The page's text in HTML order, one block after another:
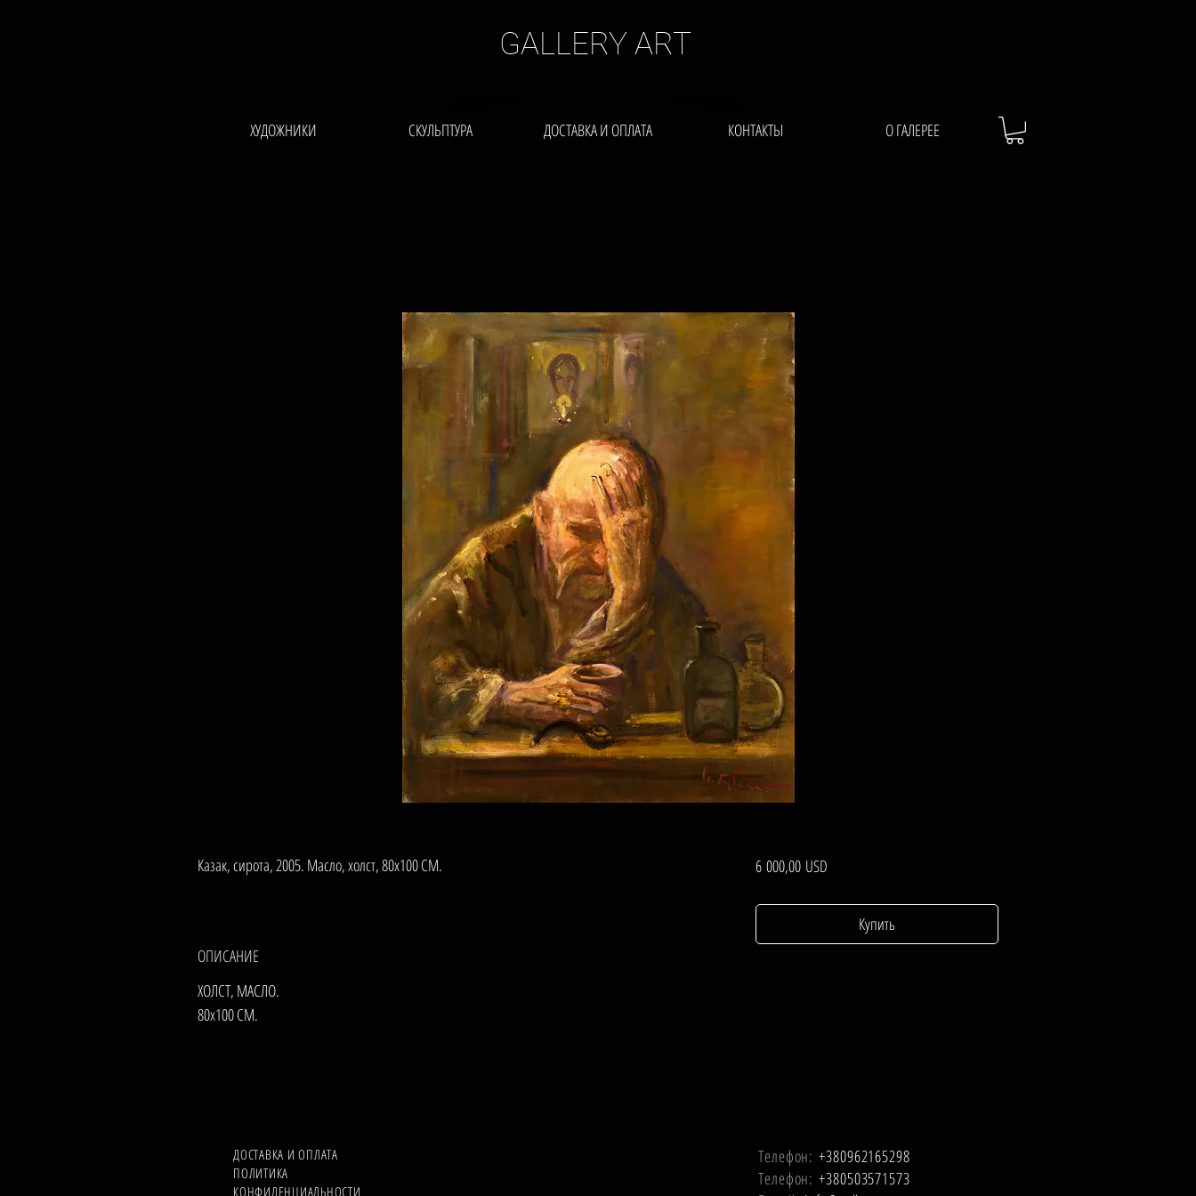
GALLERY ART
О ГАЛЕРЕЕ
КОНТАКТЫ
ДОСТАВКА И ОПЛАТА
СКУЛЬПТУРА
ХУДОЖНИКИ
Казак, сирота, 2005. Масло, холст, 80х100 СМ.
ОПИСАНИЕ
ХОЛСТ, МАСЛО.
80х100 СМ.
6 000,00 USDЦена
Купить
ДОСТАВКА И ОПЛАТА
ПОЛИТИКА
КОНФИДЕНЦИАЛЬНОСТИ
Телефон: +380962165298
Телефон: +380503571573